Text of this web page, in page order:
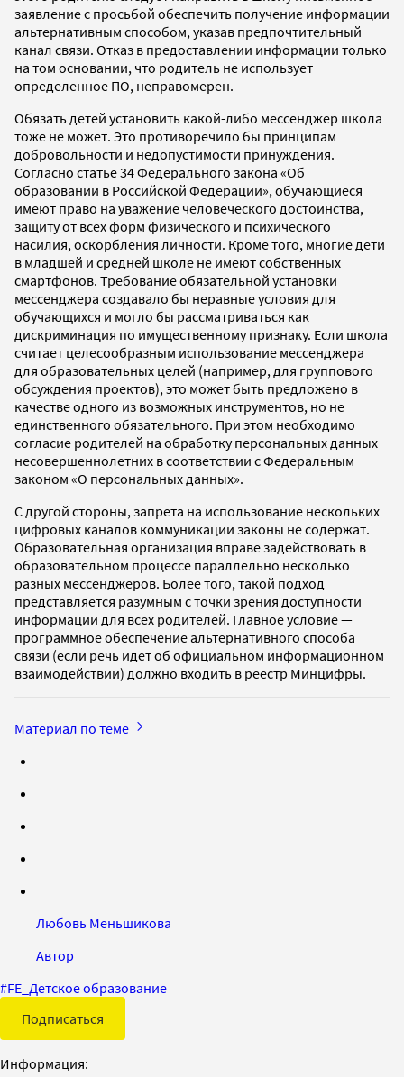
заявление с просьбой обеспечить получение информации
альтернативным способом, указав предпочтительный
канал связи. Отказ в предоставлении информации только
на том основании, что родитель не использует
определенное ПО, неправомерен.
Обязать детей установить какой-либо мессенджер школа
тоже не может. Это противоречило бы принципам
добровольности и недопустимости принуждения.
Согласно статье 34 Федерального закона «Об
образовании в Российской Федерации», обучающиеся
имеют право на уважение человеческого достоинства,
защиту от всех форм физического и психического
насилия, оскорбления личности. Кроме того, многие дети
в младшей и средней школе не имеют собственных
смартфонов. Требование обязательной установки
мессенджера создавало бы неравные условия для
обучающихся и могло бы рассматриваться как
дискриминация по имущественному признаку. Если школа
считает целесообразным использование мессенджера
для образовательных целей (например, для группового
обсуждения проектов), это может быть предложено в
качестве одного из возможных инструментов, но не
единственного обязательного. При этом необходимо
согласие родителей на обработку персональных данных
несовершеннолетних в соответствии с Федеральным
законом «О персональных данных».
С другой стороны, запрета на использование нескольких
цифровых каналов коммуникации законы не содержат.
Образовательная организация вправе задействовать в
образовательном процессе параллельно несколько
разных мессенджеров. Более того, такой подход
представляется разумным с точки зрения доступности
информации для всех родителей. Главное условие —
программное обеспечение альтернативного способа
связи (если речь идет об официальном информационном
взаимодействии) должно входить в реестр Минцифры.
Материал по теме
Любовь Меньшикова
Автор
#FE_Детское образование
Подписаться
Информация: